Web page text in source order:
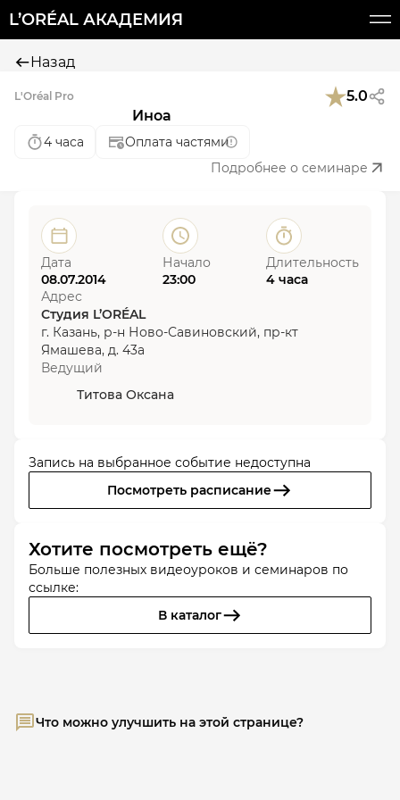
L’ORÉAL АКАДЕМИЯ
Назад
L'Oréal Pro
5.0
Иноа
4 часа
Оплата частями
Подробнее о семинаре
Дата
08.07.2014
Начало
23:00
Длительность
4 часа
Адрес
Студия L’ORÉAL
г. Казань, р-н Ново-Савиновский, пр-кт
Ямашева, д. 43а
Ведущий
Титова Оксана
Запись на выбранное событие недоступна
Посмотреть расписание
Хотите посмотреть ещё?
Больше полезных видеоуроков и семинаров по
ссылке:
В каталог
Что можно улучшить на этой странице?